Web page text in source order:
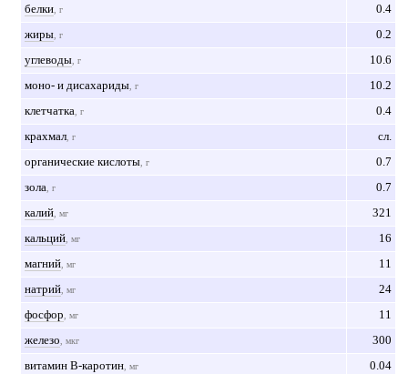
белки, г
0.4
жиры, г
0.2
углеводы, г
10.6
моно- и дисахариды, г
10.2
клетчатка , г
0.4
крахмал, г
сл.
органические кислоты, г
0.7
зола , г
0.7
калий, мг
321
кальций, мг
16
магний, мг
11
натрий, мг
24
фосфор , мг
11
железо , мкг
300
витамин B-каротин, мг
0.04